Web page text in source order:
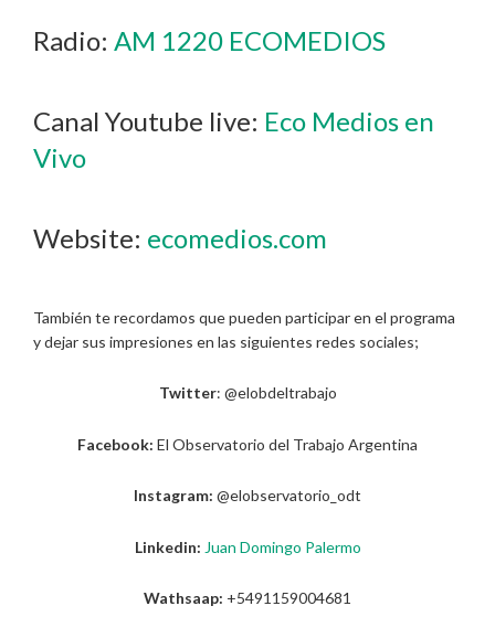
Radio: AM 1220 ECOMEDIOS
Canal Youtube live: Eco Medios en
Vivo
Website: ecomedios.com
También te recordamos que pueden participar en el programa
y dejar sus impresiones en las siguientes redes sociales;
Twitter: @elobdeltrabajo
Facebook: El Observatorio del Trabajo Argentina
Instagram: @elobservatorio_odt
Linkedin: Juan Domingo Palermo
Wathsaap: +5491159004681